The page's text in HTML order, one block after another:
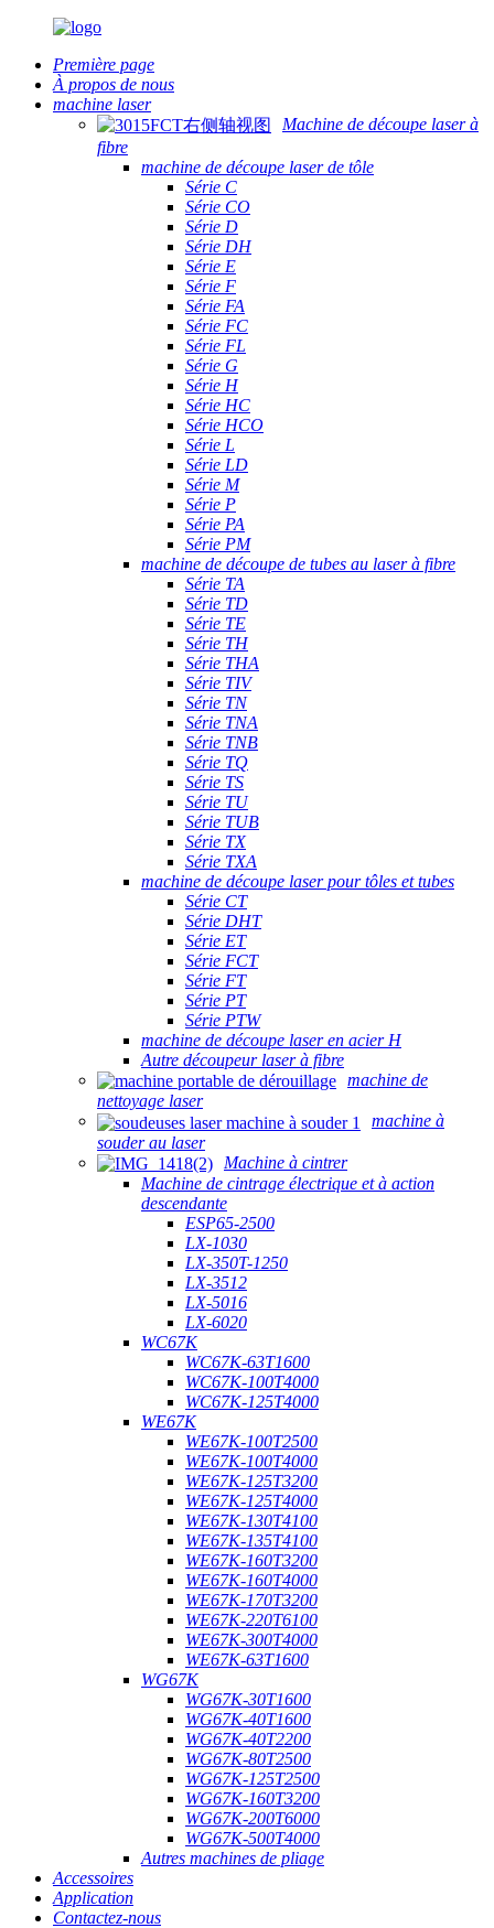
Première page
À propos de nous
machine laser
Machine de découpe laser à
fibre
machine de découpe laser de tôle
Série C
Série CO
Série D
Série DH
Série E
Série F
Série FA
Série FC
Série FL
Série G
Série H
Série HC
Série HCO
Série L
Série LD
Série M
Série P
Série PA
Série PM
machine de découpe de tubes au laser à fibre
Série TA
Série TD
Série TE
Série TH
Série THA
Série TIV
Série TN
Série TNA
Série TNB
Série TQ
Série TS
Série TU
Série TUB
Série TX
Série TXA
machine de découpe laser pour tôles et tubes
Série CT
Série DHT
Série ET
Série FCT
Série FT
Série PT
Série PTW
machine de découpe laser en acier H
Autre découpeur laser à fibre
machine de
nettoyage laser
machine à
souder au laser
Machine à cintrer
Machine de cintrage électrique et à action
descendante
ESP65-2500
LX-1030
LX-350T-1250
LX-3512
LX-5016
LX-6020
WC67K
WC67K-63T1600
WC67K-100T4000
WC67K-125T4000
WE67K
WE67K-100T2500
WE67K-100T4000
WE67K-125T3200
WE67K-125T4000
WE67K-130T4100
WE67K-135T4100
WE67K-160T3200
WE67K-160T4000
WE67K-170T3200
WE67K-220T6100
WE67K-300T4000
WE67K-63T1600
WG67K
WG67K-30T1600
WG67K-40T1600
WG67K-40T2200
WG67K-80T2500
WG67K-125T2500
WG67K-160T3200
WG67K-200T6000
WG67K-500T4000
Autres machines de pliage
Accessoires
Application
Contactez-nous